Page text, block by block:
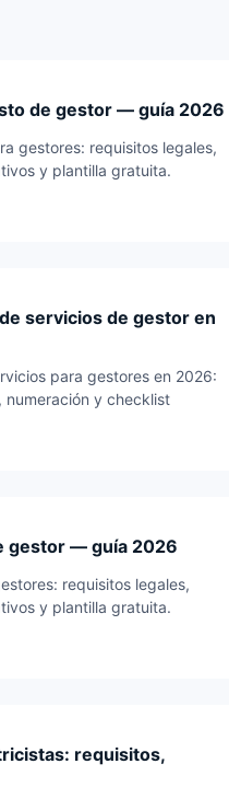
de gestor — guía 2026
gestores: requisitos legales,
y plantilla gratuita.
servicios de gestor en
para gestores en 2026:
numeración y checklist
gestor — guía 2026
requisitos legales,
y plantilla gratuita.
requisitos,